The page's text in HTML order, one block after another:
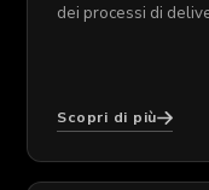
dei processi di
Scopri di più